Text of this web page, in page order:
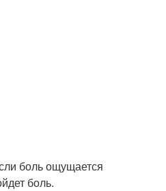
боль ощущается
боль.